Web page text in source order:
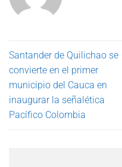
Santander de Quilichao se
convierte en el primer
municipio del Cauca en
inaugurar la señalética
Pacífico Colombia